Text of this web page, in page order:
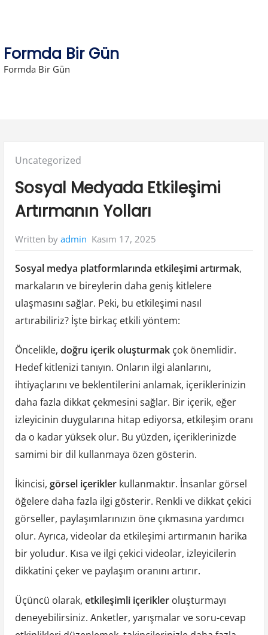
Formda Bir Gün
Formda Bir Gün
Posted
Uncategorized
Sosyal Medyada Etkileşimi
Artırmanın Yolları
Written by admin Kasım 17, 2025
Sosyal medya platformlarında etkileşimi artırmak,
markaların ve bireylerin daha geniş kitlelere
ulaşmasını sağlar. Peki, bu etkileşimi nasıl
artırabiliriz? İşte birkaç etkili yöntem:
Öncelikle, doğru içerik oluşturmakçok önemlidir.
Hedef kitlenizi tanıyın. Onların ilgi alanlarını,
ihtiyaçlarını ve beklentilerini anlamak, içeriklerinizin
daha fazla dikkat çekmesini sağlar. Bir içerik, eğer
izleyicinin duygularına hitap ediyorsa, etkileşim oranı
da o kadar yüksek olur. Bu yüzden, içeriklerinizde
samimi bir dil kullanmaya özen gösterin.
İkincisi, görsel içeriklerkullanmaktır. İnsanlar görsel
öğelere daha fazla ilgi gösterir. Renkli ve dikkat çekici
görseller, paylaşımlarınızın öne çıkmasına yardımcı
olur. Ayrıca, videolar da etkileşimi artırmanın harika
bir yoludur. Kısa ve ilgi çekici videolar, izleyicilerin
dikkatini çeker ve paylaşım oranını artırır.
Üçüncü olarak, etkileşimli içerikleroluşturmayı
deneyebilirsiniz. Anketler, yarışmalar ve soru-cevap